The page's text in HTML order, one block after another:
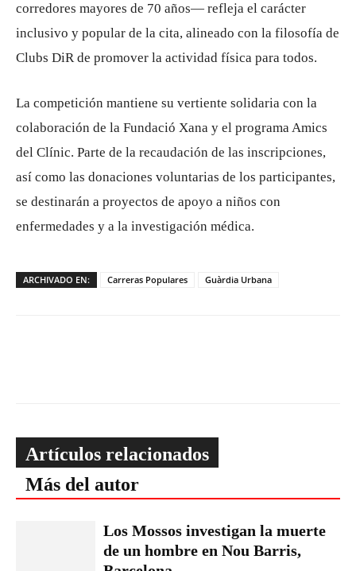
corredores mayores de 70 años— refleja el carácter
inclusivo y popular de la cita, alineado con la filosofía de
Clubs DiRde promover la actividad física para todos.
La competición mantiene su vertiente solidaria con la
colaboración de la Fundació Xana y el programaAmics
del Clínic. Parte de la recaudación de las inscripciones,
así como las donaciones voluntarias de los participantes,
se destinarán a proyectos de apoyo a niños con
enfermedades y a la investigación médica.
ARCHIVADO EN: Carreras Populares Guàrdia Urbana
Artículos relacionados
Más del autor
Los Mossos investigan la muerte
de un hombre en Nou Barris,